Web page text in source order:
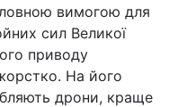
вимогою для
сил Великої
приводу
На його
дрони, краще